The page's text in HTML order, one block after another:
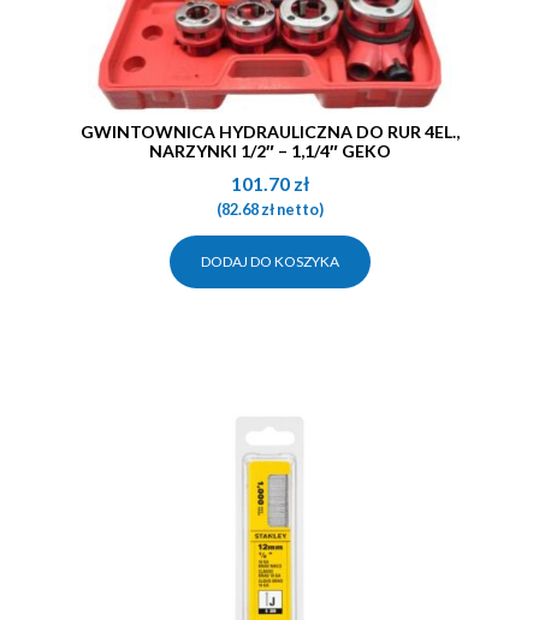
GWINTOWNICA HYDRAULICZNA DO RUR 4EL.,
NARZYNKI 1/2″ – 1,1/4″ GEKO
101.70 zł
(82.68złnetto)
DODAJ DO KOSZYKA